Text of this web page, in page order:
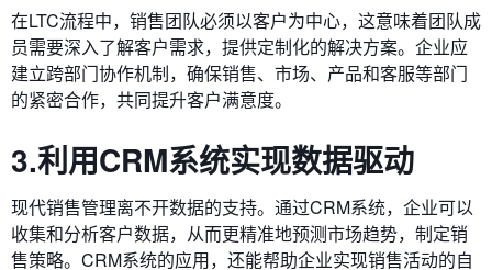
在LTC流程中，销售团队必须以客户为中心，这意味着团队成
员需要深入了解客户需求，提供定制化的解决方案。企业应
建立跨部门协作机制，确保销售、市场、产品和客服等部门
的紧密合作，共同提升客户满意度。
3.利用CRM系统实现数据驱动
现代销售管理离不开数据的支持。通过CRM系统，企业可以
收集和分析客户数据，从而更精准地预测市场趋势，制定销
售策略。CRM系统的应用，还能帮助企业实现销售活动的自